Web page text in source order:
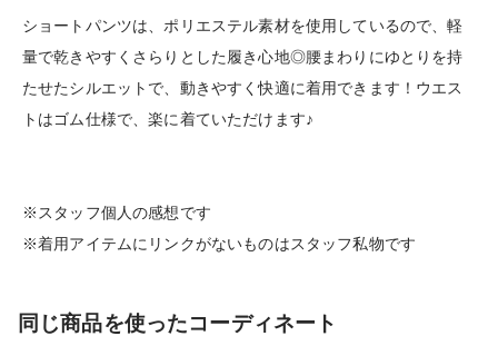
ショートパンツは、ポリエステル素材を使用しているので、軽
量で乾きやすくさらりとした履き心地◎腰まわりにゆとりを持
たせたシルエットで、動きやすく快適に着用できます！ウエス
トはゴム仕様で、楽に着ていただけます♪
※スタッフ個人の感想です
※着用アイテムにリンクがないものはスタッフ私物です
同じ商品を使ったコーディネート